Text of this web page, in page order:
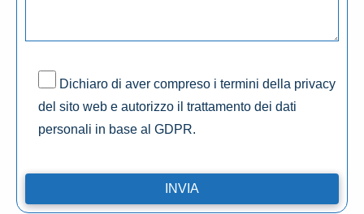
Dichiaro di aver compreso i termini della privacy
del sito web e autorizzo il trattamento dei dati
personali in base al GDPR.